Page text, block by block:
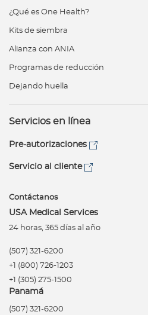
¿Qué es One Health?
Kits de siembra
Alianza con ANIA
Programas de reducción
Dejando huella
Servicios en línea
Pre-autorizaciones
Servicio al cliente
Contáctanos
USA Medical Services
24 horas, 365 días al año
(507) 321-6200
+1 (800) 726-1203
+1 (305) 275-1500
Panamá
(507) 321-6200